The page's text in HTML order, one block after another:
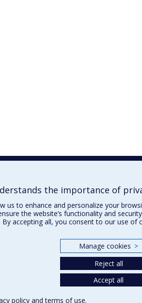
the importance of
us to enhance and personalize your
the website’s functionality and
By accepting all, you consent to our use of
Manage cookies >
Reject all
Accept all
policyandterms of use.